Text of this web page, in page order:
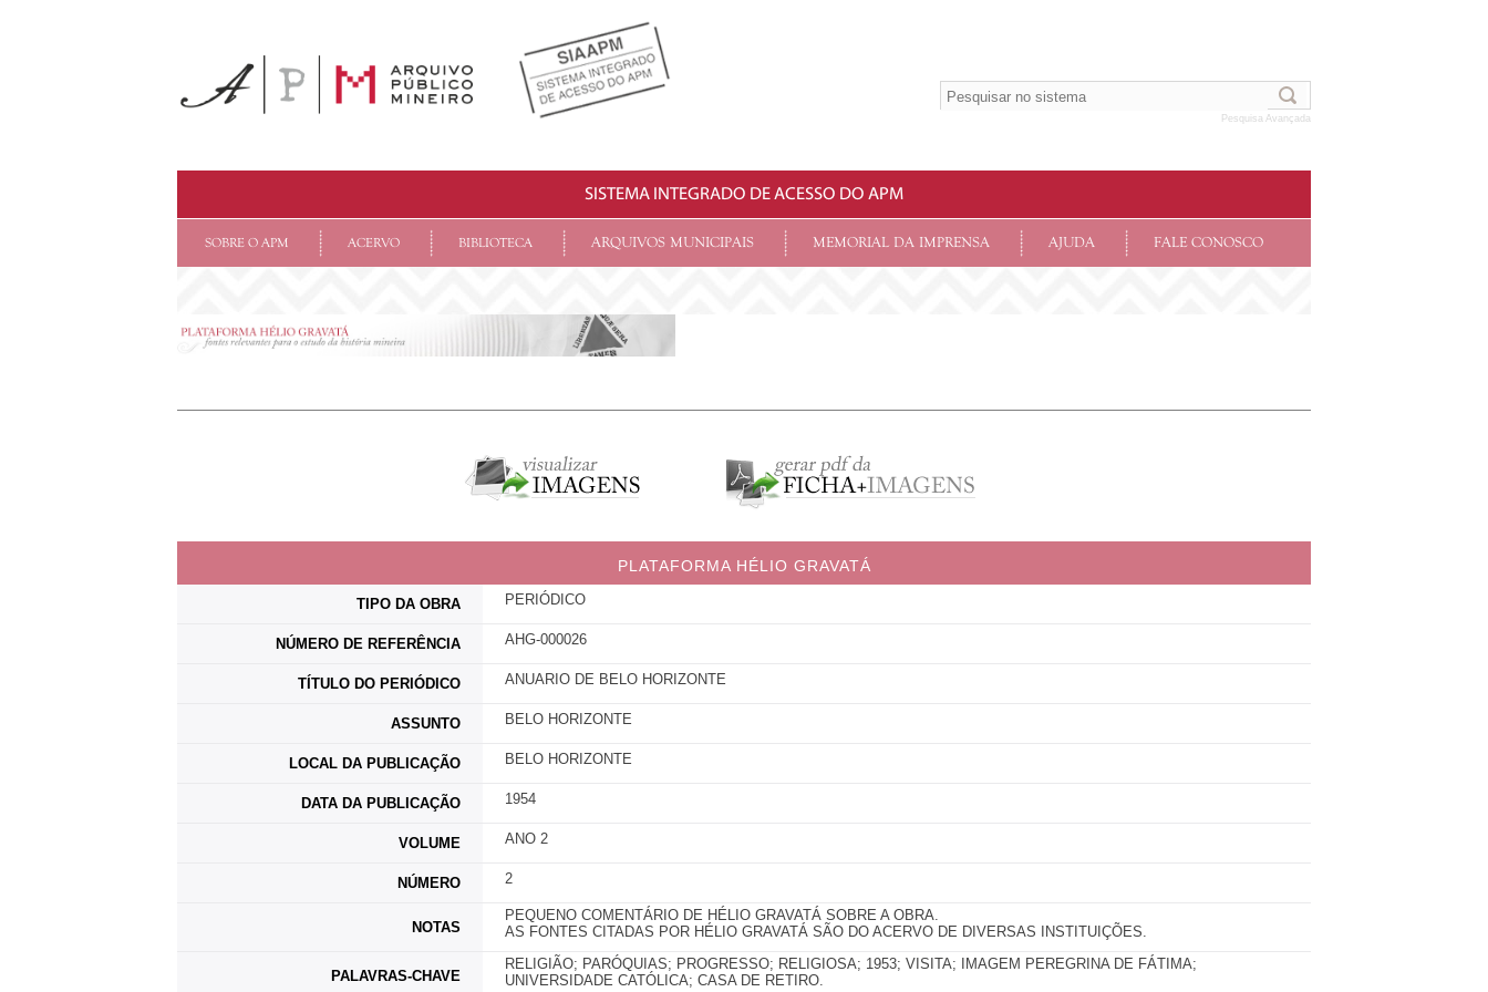
Pesquisa Avançada
SISTEMA INTEGRADO DE ACESSO DO APM
SOBRE O APM ACERVO BIBLIOTECA ARQUIVOS MUNICIPAIS MEMORIAL DA IMPRENSA AJUDA FALE CONOSCO
PLATAFORMA HÉLIO GRAVATÁ
TIPO DA OBRA PERIÓDICO
NÚMERO DE REFERÊNCIA AHG-000026
TÍTULO DO PERIÓDICO ANUARIO DE BELO HORIZONTE
ASSUNTO BELO HORIZONTE
LOCAL DA PUBLICAÇÃO BELO HORIZONTE
DATA DA PUBLICAÇÃO 1954
VOLUME ANO 2
NÚMERO 2
NOTAS
PEQUENO COMENTÁRIO DE HÉLIO GRAVATÁ SOBRE A OBRA.
AS FONTES CITADAS POR HÉLIO GRAVATÁ SÃO DO ACERVO DE DIVERSAS INSTITUIÇÕES.
PALAVRAS-CHAVE
RELIGIÃO; PARÓQUIAS; PROGRESSO; RELIGIOSA; 1953; VISITA; IMAGEM PEREGRINA DE FÁTIMA;
UNIVERSIDADE CATÓLICA; CASA DE RETIRO.